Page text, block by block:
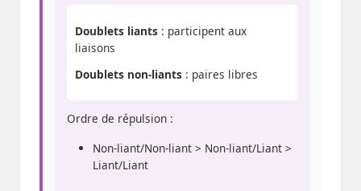
Doublets liants : participent aux
liaisons
Doublets non-liants : paires libres
Ordre de répulsion :
Non-liant/Non-liant > Non-liant/Liant >
Liant/Liant